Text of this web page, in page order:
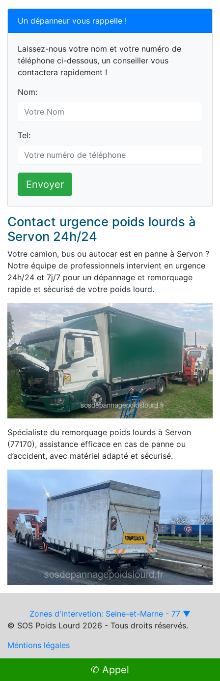
Un dépanneur vous rappelle !
Laissez-nous votre nom et votre numéro de
téléphone ci-dessous, un conseiller vous
contactera rapidement !
Nom:
Tel:
Envoyer
Contact urgence poids lourds à
Servon 24h/24
Votre camion, bus ou autocar est en panne à Servon ?
Notre équipe de professionnels intervient en urgence
24h/24 et 7j/7 pour un dépannage et remorquage
rapide et sécurisé de votre poids lourd.
Spécialiste du remorquage poids lourds à Servon
(77170), assistance efficace en cas de panne ou
d’accident, avec matériel adapté et sécurisé.
Zones d'intervetion: Seine-et-Marne - 77 ▼
© SOS Poids Lourd 2026 - Tous droits réservés.
Méntions légales
✆ Appel